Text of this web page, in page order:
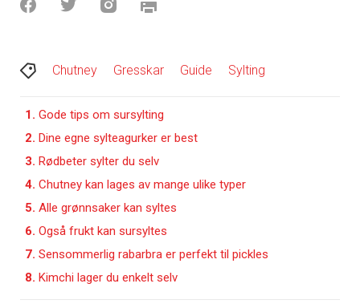
Chutney Gresskar Guide Sylting
1. Gode tips om sursylting
2. Dine egne sylteagurker er best
3. Rødbeter sylter du selv
4. Chutney kan lages av mange ulike typer
5. Alle grønnsaker kan syltes
6. Også frukt kan sursyltes
7. Sensommerlig rabarbra er perfekt til pickles
8. Kimchi lager du enkelt selv